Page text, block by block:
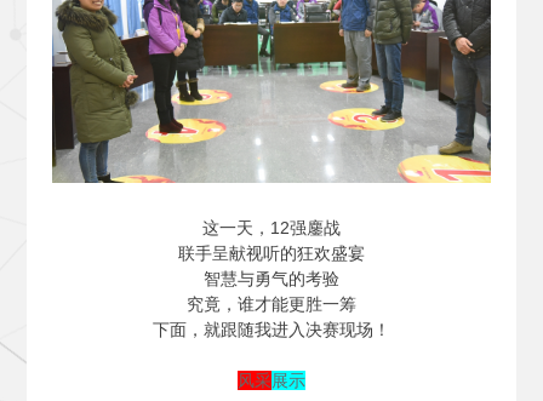
这一天，12强鏖战
联手呈献视听的狂欢盛宴
智慧与勇气的考验
究竟，谁才能更胜一筹
下面，就跟随我进入决赛现场！
风采展示